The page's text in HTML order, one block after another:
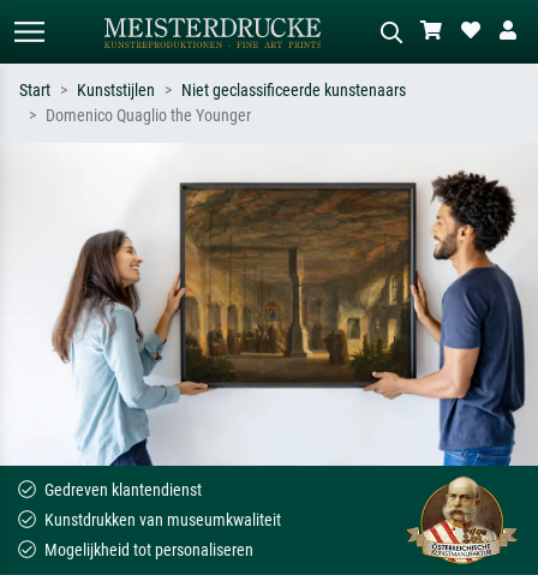
Monet, Sterrennacht, impressionisme,
Hokusai-golf, naakt.
Beschrijf de scène – bijv. groene
weide, abstract met veel rood, donker
olieverfschilderij, staand naakt naast
een boom.
Start Kunststijlen
Niet geclassificeerde kunstenaars
Domenico Quaglio the Younger
Gedreven klantendienst
Kunstdrukken van museumkwaliteit
Mogelijkheid tot personaliseren